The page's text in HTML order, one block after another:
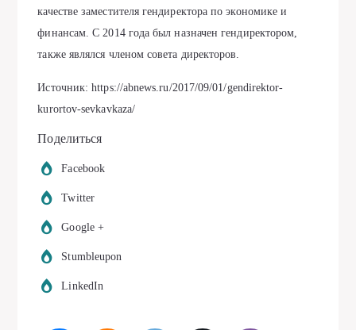
качестве заместителя гендиректора по экономике и
финансам. С 2014 года был назначен гендиректором,
также являлся членом совета директоров.
Источник: https://abnews.ru/2017/09/01/gendirektor-
kurortov-sevkavkaza/
Поделиться
Facebook
Twitter
Google +
Stumbleupon
LinkedIn